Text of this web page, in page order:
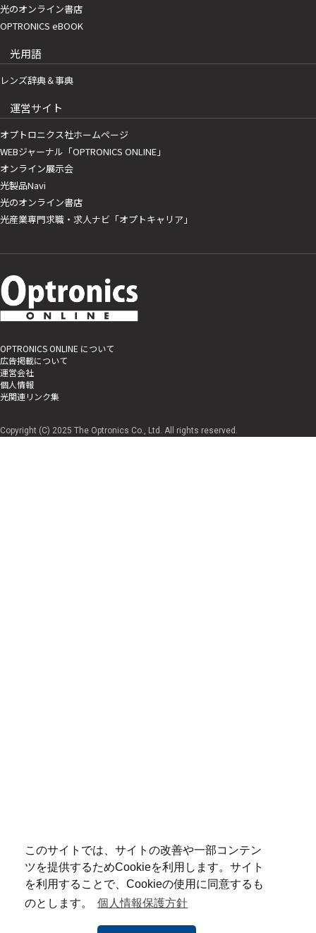
このサイトでは、サイトの改善や一部コンテン
ツを提供するためCookieを利用します。サイト
を利用することで、Cookieの使用に同意するも
のとします。
個人情報保護方針
光のオンライン書店
OPTRONICS eBOOK
光用語
レンズ辞典＆事典
運営サイト
オプトロニクス社ホームページ
WEBジャーナル「OPTRONICS ONLINE」
オンライン展示会
光製品Navi
光のオンライン書店
光産業専門求職・求人ナビ「オプトキャリア」
OPTRONICS ONLINE について
広告掲載について
運営会社
個人情報
光関連リンク集
Copyright (C) 2025 The Optronics Co., Ltd. All rights reserved.